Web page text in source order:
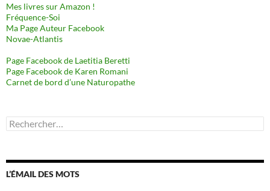
Mes livres sur Amazon !
Fréquence-Soi
Ma Page Auteur Facebook
Novae-Atlantis
Page Facebook de Laetitia Beretti
Page Facebook de Karen Romani
Carnet de bord d’une Naturopathe
Rechercher :
L’ÉMAIL DES MOTS